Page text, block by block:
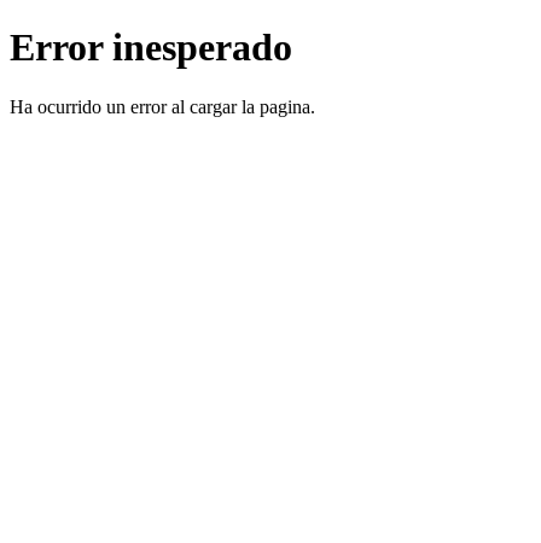
Error inesperado
Ha ocurrido un error al cargar la pagina.